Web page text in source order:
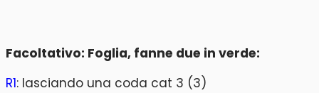
Facoltativo: Foglia, fanne due in verde:
R1: lasciando una coda cat 3 (3)